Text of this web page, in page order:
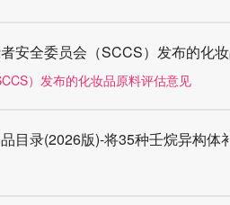
安全委员会（SCCS）发布的化
）发布的化妆品原料评估意见
目录(2026版)-将35种壬烷异构体